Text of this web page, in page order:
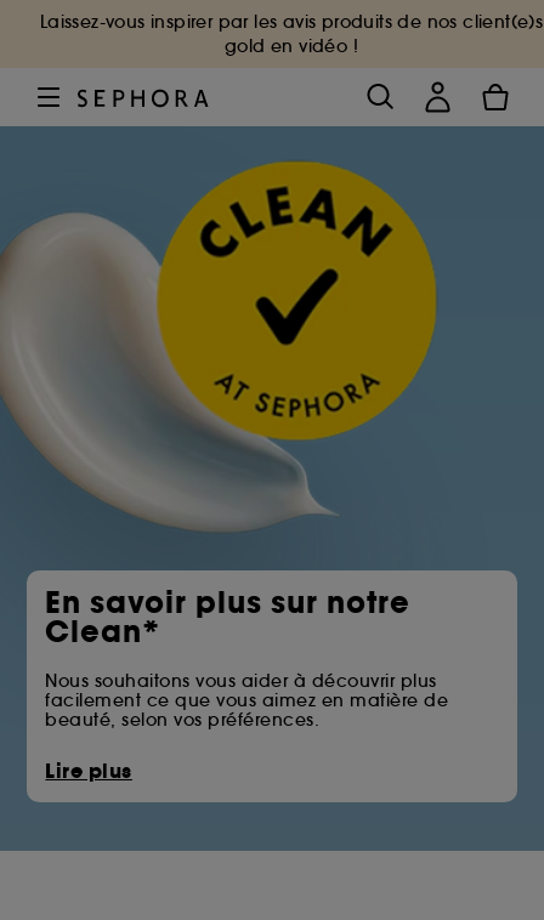
Laissez-vous inspirer par les avis produits de nos client(e)s
gold en vidéo !
En savoir plus sur notre
Clean*
Nous souhaitons vous aider à découvrir plus
facilement ce que vous aimez en matière de
beauté, selon vos préférences.
La pastille Clean at Sephora vous permet
d’identifier les produits qui écartent certains des
ingrédients issus des familles telles que les huiles
Lire plus